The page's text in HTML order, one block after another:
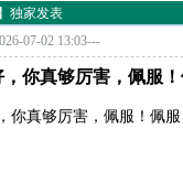
独家发表
07-02 13:03---
你真够厉害，佩服
你真够厉害，佩服！佩